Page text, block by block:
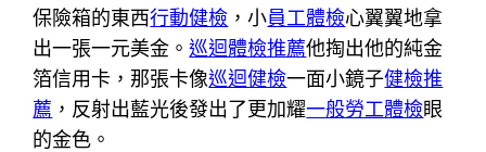
保險箱的東西行動健檢 ，小員工體檢心翼翼地拿
出一張一元美金。巡迴體檢推薦他掏出他的純金
箔信用卡，那張卡像巡迴健檢一面小鏡子健檢推
薦 ，反射出藍光後發出了更加耀一般勞工體檢眼
的金色。